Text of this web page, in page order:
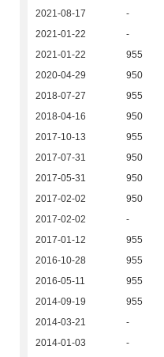
2021-08-17
-
2021-01-22
-
2021-01-22
955
2020-04-29
950
2018-07-27
955
2018-04-16
950
2017-10-13
955
2017-07-31
950
2017-05-31
950
2017-02-02
950
2017-02-02
-
2017-01-12
955
2016-10-28
955
2016-05-11
955
2014-09-19
955
2014-03-21
-
2014-01-03
-